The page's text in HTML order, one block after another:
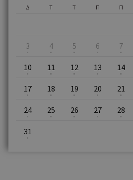
Δ Τ Τ Π Π
3 4 5 6 7
10 11 12 13 14
17 18 19 20 21
24 25 26 27 28
31